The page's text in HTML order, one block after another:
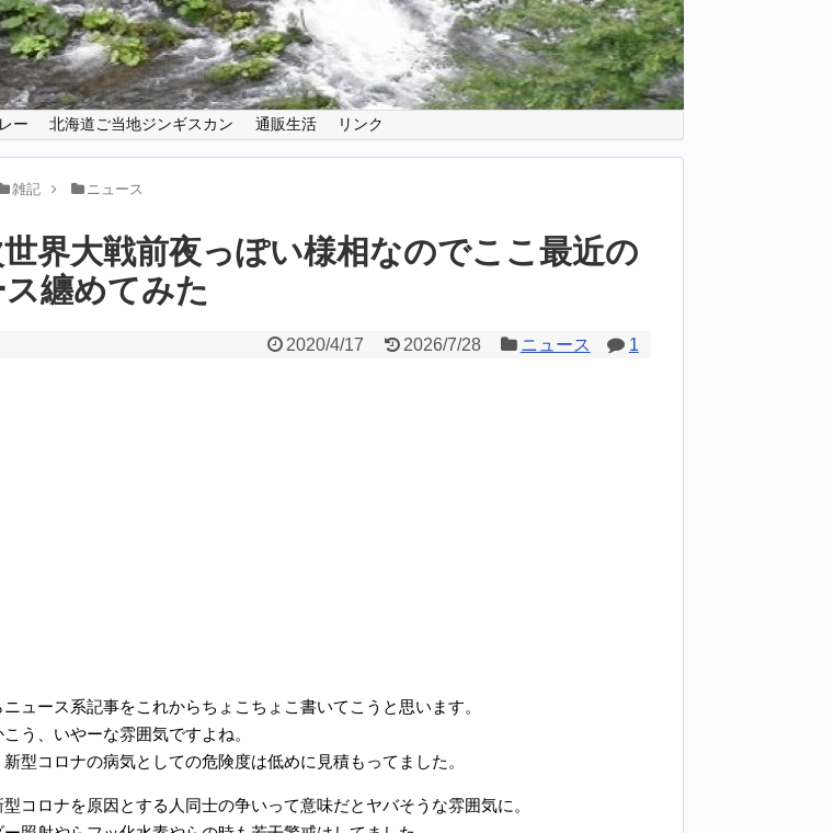
ー 北海道ご当地ジンギスカン 通販生活 リンク
雑記 ニュース
界大戦前夜っぽい様相なのでここ最近の
纏めてみた
2020/4/17 2026/7/28 ニュース 1
ュース系記事をこれからちょこちょこ書いてこうと思います。
う、いやーな雰囲気ですよね。
型コロナの病気としての危険度は低めに見積もってました。
コロナを原因とする人同士の争いって意味だとヤバそうな雰囲気に。